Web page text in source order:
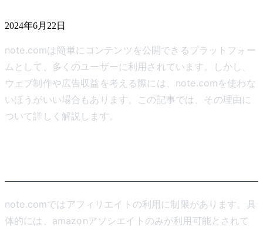
2024年6月22日
note.comは簡単にコンテンツを公開できるプラットフォー
ムとして、多くのユーザーに利用されています。しかし、
ウェブ制作や広告収益を考える際には、note.comを使わな
いほうがいい場合もあります。この記事では、その理由に
ついて詳しく解説します。
note.comではアフィリエイトの利用に制限があります。具
体的には、amazonアソシエイトのみが利用可能とされて